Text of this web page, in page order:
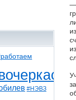
#НЭВЗ
—